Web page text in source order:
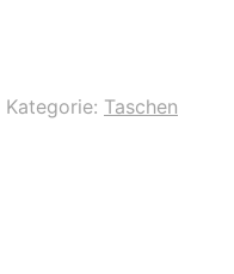
Kategorie: Taschen